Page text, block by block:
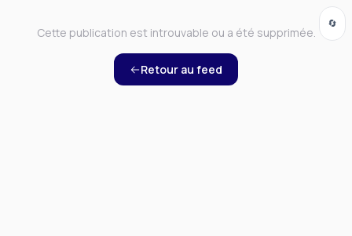
Cette publication est introuvable ou a été supprimée.
Retour au feed
🔄